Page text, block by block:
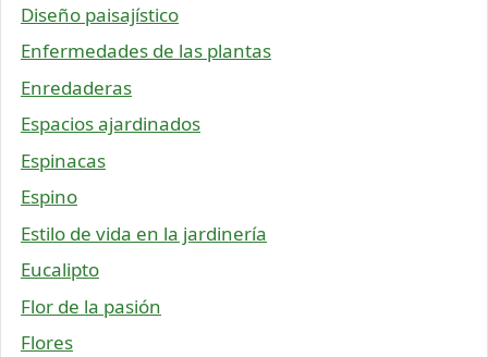
Diseño paisajístico
Enfermedades de las plantas
Enredaderas
Espacios ajardinados
Espinacas
Espino
Estilo de vida en la jardinería
Eucalipto
Flor de la pasión
Flores